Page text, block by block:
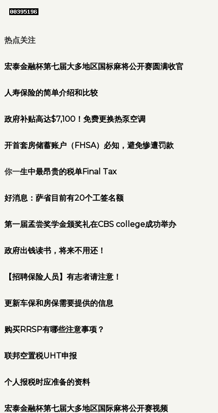
热点关注
宏泰金融杯第七届大多地区国标麻将公开赛圆满收官
人寿保险的简单介绍和比较
政府补贴高达$7,100！免费更换热泵空调
开首套房储蓄账户（FHSA）必知，避免惨遭罚款
你一生中最昂贵的税单Final Tax
好消息：萨省目前有20个工签名额
第一届孟尝奖学金颁奖礼在CBS college成功举办
政府出钱读书，将来不用还！
【招聘保险人员】有志者请注意！
更新车保和房保需要提供的信息
购买RRSP有哪些注意事项？
联邦空置税UHT申报
个人报税时应准备的资料
宏泰金融杯第七届大多地区国际麻将公开赛视频